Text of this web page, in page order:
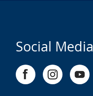
Social Media